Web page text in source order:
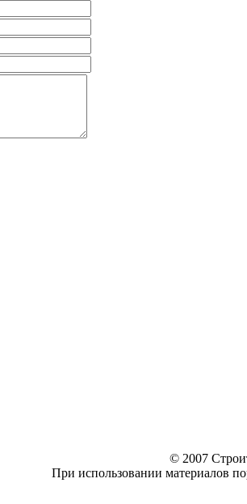
© 2007
При использовании материалов